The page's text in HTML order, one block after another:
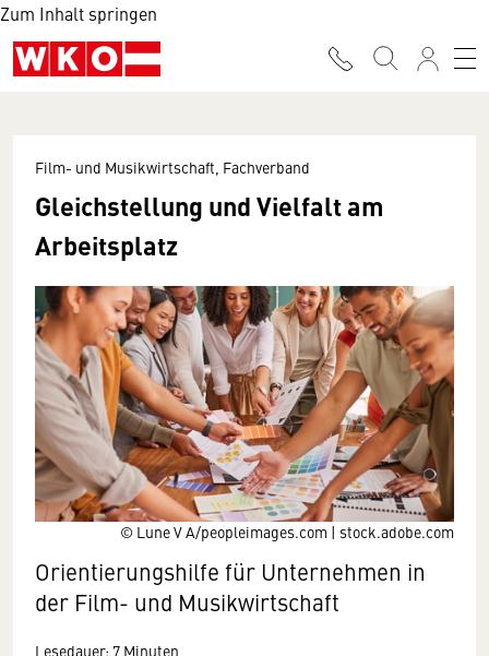
Zum Inhalt springen
© Lune V A/peopleimages.com | stock.adobe.com
Film- und Musikwirtschaft, Fachverband
Gleichstellung und Vielfalt am
Arbeitsplatz
Orientierungshilfe für Unternehmen in
der Film- und Musikwirtschaft
Lesedauer: 7 Minuten